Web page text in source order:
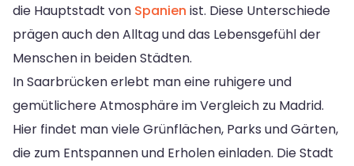
die Hauptstadt von Spanien ist. Diese Unterschiede
prägen auch den Alltag und das Lebensgefühl der
Menschen in beiden Städten.
In Saarbrücken erlebt man eine ruhigere und
gemütlichere Atmosphäre im Vergleich zu Madrid.
Hier findet man viele Grünflächen, Parks und Gärten,
die zum Entspannen und Erholen einladen. Die Stadt